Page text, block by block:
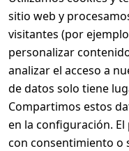
EzyRoller X-Series
Accesorios
Piezas de repuesto
Ofertas y packs
Hazte distribuidor
Sobre nosotros
sitio web y
visitantes (por
personalizar
analizar el acceso a
de datos solo tiene
Compartimos estos
en la configuración.
con consentimiento o